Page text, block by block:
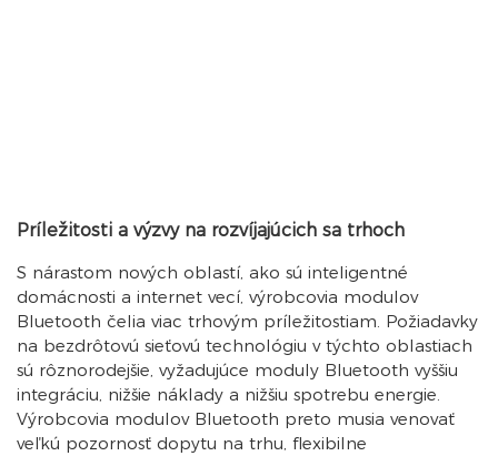
Príležitosti a výzvy na rozvíjajúcich sa trhoch
S nárastom nových oblastí, ako sú inteligentné
domácnosti a internet vecí, výrobcovia modulov
Bluetooth čelia viac trhovým príležitostiam. Požiadavky
na bezdrôtovú sieťovú technológiu v týchto oblastiach
sú rôznorodejšie, vyžadujúce moduly Bluetooth vyššiu
integráciu, nižšie náklady a nižšiu spotrebu energie.
Výrobcovia modulov Bluetooth preto musia venovať
veľkú pozornosť dopytu na trhu, flexibilne